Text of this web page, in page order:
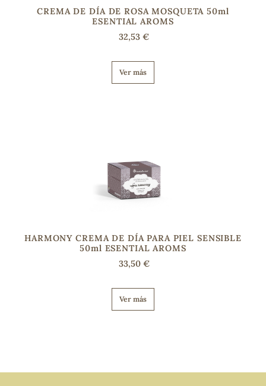
CREMA DE DÍA DE ROSA MOSQUETA 50ml
ESENTIAL AROMS
32,53 €
Ver más
HARMONY CREMA DE DÍA PARA PIEL SENSIBLE
50ml ESENTIAL AROMS
33,50 €
Ver más